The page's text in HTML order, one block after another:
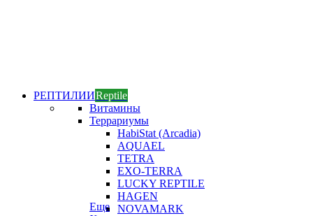
РЕПТИЛИИReptile
Витамины
Террариумы
HabiStat (Arcadia)
AQUAEL
TETRA
EXO-TERRA
LUCKY REPTILE
HAGEN
NOVAMARK
Еще